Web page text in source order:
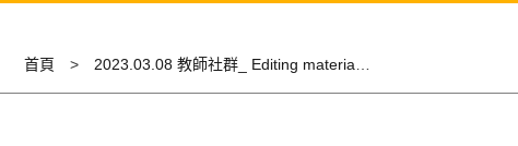
首頁